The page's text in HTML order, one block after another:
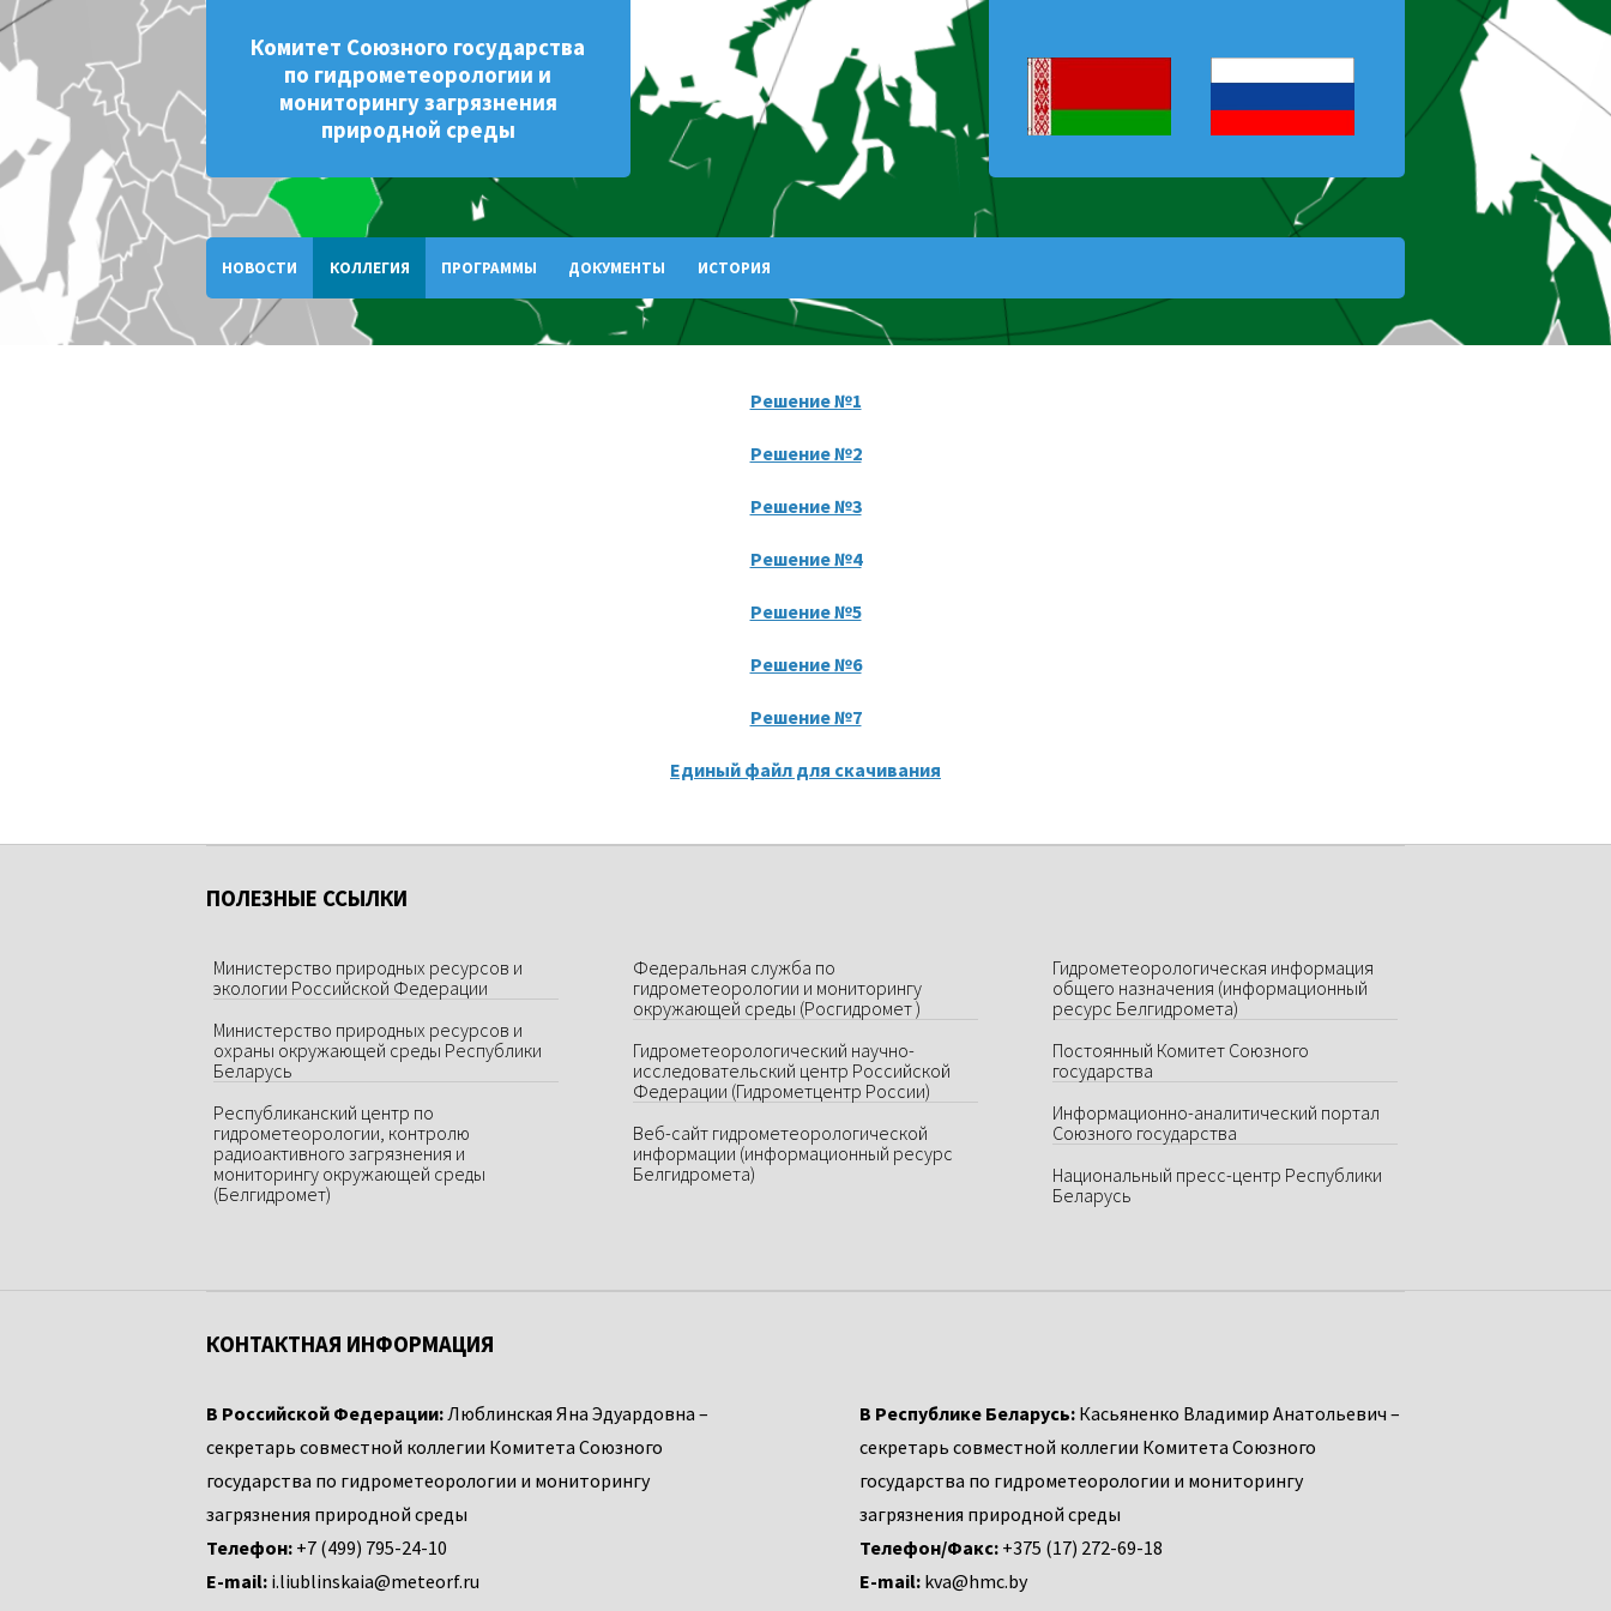
Комитет Союзного государства
по гидрометеорологии и
мониторингу загрязнения
природной среды
НОВОСТИ КОЛЛЕГИЯ ПРОГРАММЫ ДОКУМЕНТЫ ИСТОРИЯ
Решение №1
Решение №2
Решение №3
Решение №4
Решение №5
Решение №6
Решение №7
Единый файл для скачивания
ПОЛЕЗНЫЕ ССЫЛКИ
Министерство природных ресурсов и
экологии Российской Федерации
Министерство природных ресурсов и
охраны окружающей среды Республики
Беларусь
Республиканский центр по
гидрометеорологии, контролю
радиоактивного загрязнения и
мониторингу окружающей среды
(Белгидромет)
Федеральная служба по
гидрометеорологии и мониторингу
окружающей среды (Росгидромет )
Гидрометеорологический научно-
исследовательский центр Российской
Федерации (Гидрометцентр России)
Веб-сайт гидрометеорологической
информации (информационный ресурс
Белгидромета)
Гидрометеорологическая информация
общего назначения (информационный
ресурс Белгидромета)
Постоянный Комитет Союзного
государства
Информационно-аналитический портал
Союзного государства
Национальный пресс-центр Республики
Беларусь
КОНТАКТНАЯ ИНФОРМАЦИЯ
В Российской Федерации:Люблинская Яна Эдуардовна –
секретарь совместной коллегии Комитета Союзного
государства по гидрометеорологии и мониторингу
загрязнения природной среды
Телефон: +7 (499) 795-24-10
E-mail: i.liublinskaia@meteorf.ru
В Республике Беларусь: Касьяненко Владимир Анатольевич –
секретарь совместной коллегии Комитета Союзного
государства по гидрометеорологии и мониторингу
загрязнения природной среды
Телефон/Факс: +375 (17) 272-69-18
E-mail: kva@hmc.by